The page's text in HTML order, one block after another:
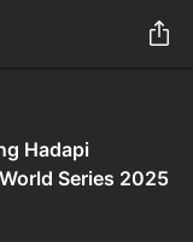
Hadapi
Series 2025